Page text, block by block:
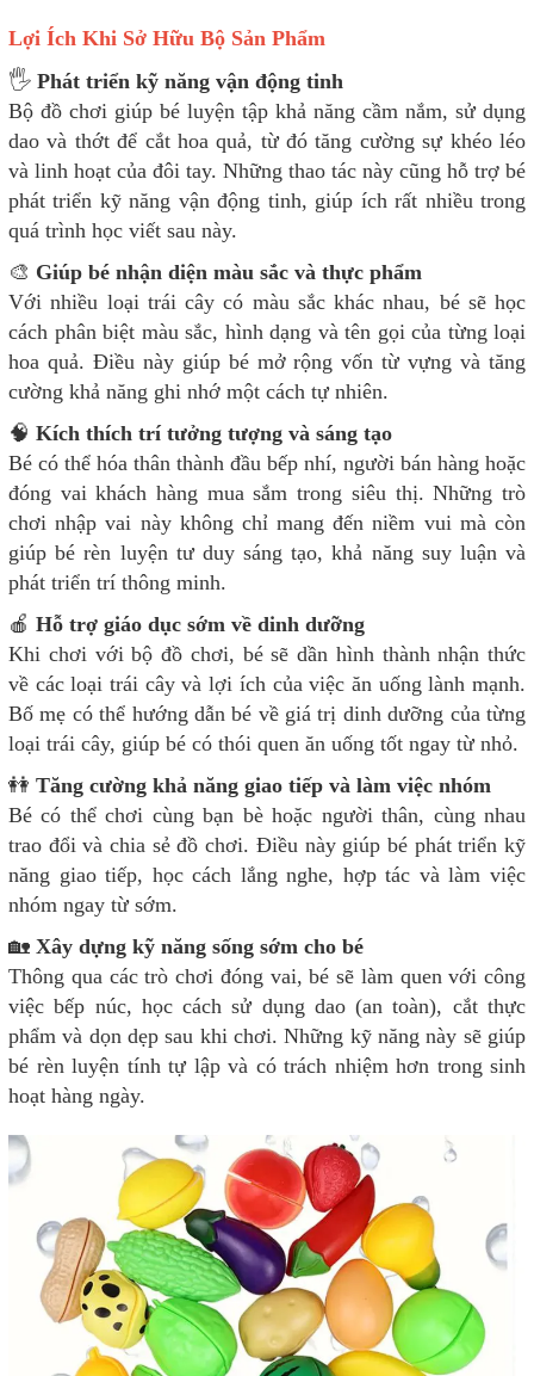
Lợi Ích Khi Sở Hữu Bộ Sản Phẩm
🖐 Phát triển kỹ năng vận động tinh
Bộ đồ chơi giúp bé luyện tập khả năng cầm nắm, sử dụng
dao và thớt để cắt hoa quả, từ đó tăng cường sự khéo léo
và linh hoạt của đôi tay. Những thao tác này cũng hỗ trợ bé
phát triển kỹ năng vận động tinh, giúp ích rất nhiều trong
quá trình học viết sau này.
🎨 Giúp bé nhận diện màu sắc và thực phẩm
Với nhiều loại trái cây có màu sắc khác nhau, bé sẽ học
cách phân biệt màu sắc, hình dạng và tên gọi của từng loại
hoa quả. Điều này giúp bé mở rộng vốn từ vựng và tăng
cường khả năng ghi nhớ một cách tự nhiên.
🧠 Kích thích trí tưởng tượng và sáng tạo
Bé có thể hóa thân thành đầu bếp nhí, người bán hàng hoặc
đóng vai khách hàng mua sắm trong siêu thị. Những trò
chơi nhập vai này không chỉ mang đến niềm vui mà còn
giúp bé rèn luyện tư duy sáng tạo, khả năng suy luận và
phát triển trí thông minh.
🍎 Hỗ trợ giáo dục sớm về dinh dưỡng
Khi chơi với bộ đồ chơi, bé sẽ dần hình thành nhận thức
về các loại trái cây và lợi ích của việc ăn uống lành mạnh.
Bố mẹ có thể hướng dẫn bé về giá trị dinh dưỡng của từng
loại trái cây, giúp bé có thói quen ăn uống tốt ngay từ nhỏ.
👭 Tăng cường khả năng giao tiếp và làm việc nhóm
Bé có thể chơi cùng bạn bè hoặc người thân, cùng nhau
trao đổi và chia sẻ đồ chơi. Điều này giúp bé phát triển kỹ
năng giao tiếp, học cách lắng nghe, hợp tác và làm việc
nhóm ngay từ sớm.
🏡 Xây dựng kỹ năng sống sớm cho bé
Thông qua các trò chơi đóng vai, bé sẽ làm quen với công
việc bếp núc, học cách sử dụng dao (an toàn), cắt thực
phẩm và dọn dẹp sau khi chơi. Những kỹ năng này sẽ giúp
bé rèn luyện tính tự lập và có trách nhiệm hơn trong sinh
hoạt hàng ngày.